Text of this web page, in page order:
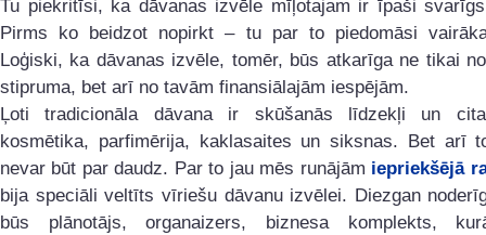
Tu piekritīsi, ka dāvanas izvēle mīļotajam ir īpaši
Pirms ko beidzot nopirkt – tu par to piedomāsi
Loģiski, ka dāvanas izvēle, tomēr, būs atkarīga ne tikai
stipruma, bet arī no tavām finansiālajām iespējām.
Ļoti tradicionāla dāvana ir skūšanās līdzekļi un
kosmētika, parfimērija, kaklasaites un siksnas. Bet arī
nevar būt par daudz. Par to jau mēs runājām iepriekšējā
bija speciāli veltīts vīriešu dāvanu izvēlei. Diezgan
būs plānotājs, organaizers, biznesa komplekts,